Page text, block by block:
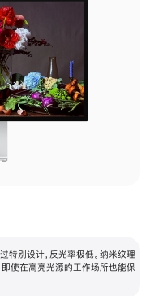
特别设计，反光率极低。纳米纹理
即使在高亮光源的工作场所也能保